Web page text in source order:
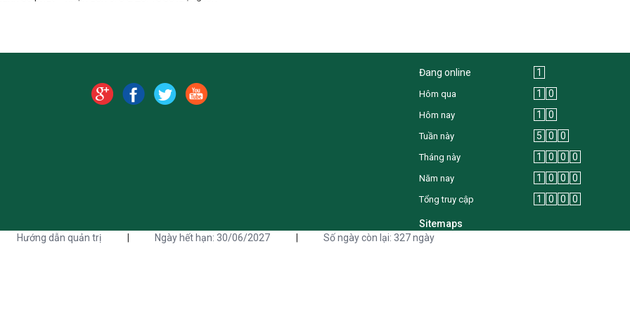
Đang online 1
Hôm qua 1 0
Hôm nay 1 0
Tuần này 5 0 0
Tháng này 1 0 0 0
Năm nay 1 0 0 0
Tổng truy cập 1 0 0 0
Sitemaps
Hướng dẫn quản trị Ngày hết hạn: 30/06/2027 Số ngày còn lại: 327 ngày